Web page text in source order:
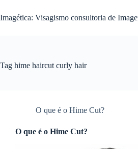
para
o
Imagética: Visagismo consultoria de
Tag hime haircut curly hair
O que é o Hime Cut?
O que é o Hime Cut?